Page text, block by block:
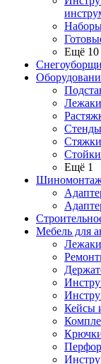
Ещё 10
Стенды
Ещё 1
Мебель для
Кейсы